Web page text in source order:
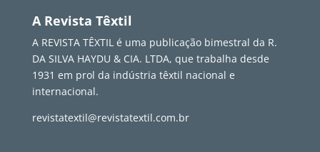
A Revista Têxtil
A REVISTA TÊXTIL é uma publicação bimestral da R.
DA SILVA HAYDU & CIA. LTDA, que trabalha desde
1931 em prol da indústria têxtil nacional e
internacional.
revistatextil@revistatextil.com.br